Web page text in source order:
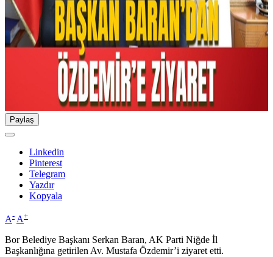
Paylaş
Linkedin
Pinterest
Telegram
Yazdır
Kopyala
A- A+
Bor Belediye Başkanı Serkan Baran, AK Parti Niğde İl
Başkanlığına getirilen Av. Mustafa Özdemir’i ziyaret etti.